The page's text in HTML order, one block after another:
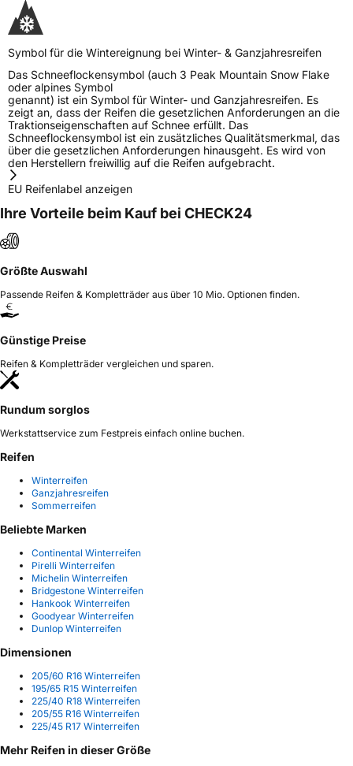
Symbol für die Wintereignung bei Winter- & Ganzjahresreifen
Das Schneeflockensymbol (auch 3 Peak Mountain Snow Flake
oder alpines Symbol
genannt) ist ein Symbol für Winter- und Ganzjahresreifen. Es
zeigt an, dass der Reifen die gesetzlichen Anforderungen an die
Traktionseigenschaften auf Schnee erfüllt. Das
Schneeflockensymbol ist ein zusätzliches Qualitätsmerkmal, das
über die gesetzlichen Anforderungen hinausgeht. Es wird von
den Herstellern freiwillig auf die Reifen aufgebracht.
EU Reifenlabel anzeigen
Ihre Vorteile beim Kauf bei CHECK24
Größte Auswahl
Passende Reifen & Kompletträder aus über 10 Mio. Optionen finden.
Günstige Preise
Reifen & Kompletträder vergleichen und sparen.
Rundum sorglos
Werkstattservice zum Festpreis einfach online buchen.
Reifen
Winterreifen
Ganzjahresreifen
Sommerreifen
Beliebte Marken
Continental Winterreifen
Pirelli Winterreifen
Michelin Winterreifen
Bridgestone Winterreifen
Hankook Winterreifen
Goodyear Winterreifen
Dunlop Winterreifen
Dimensionen
205/60 R16 Winterreifen
195/65 R15 Winterreifen
225/40 R18 Winterreifen
205/55 R16 Winterreifen
225/45 R17 Winterreifen
Mehr Reifen in dieser Größe